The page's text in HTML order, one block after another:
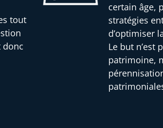
tout
donc
certain âge,
stratégies
d’optimiser
Le but n’est
patrimoine,